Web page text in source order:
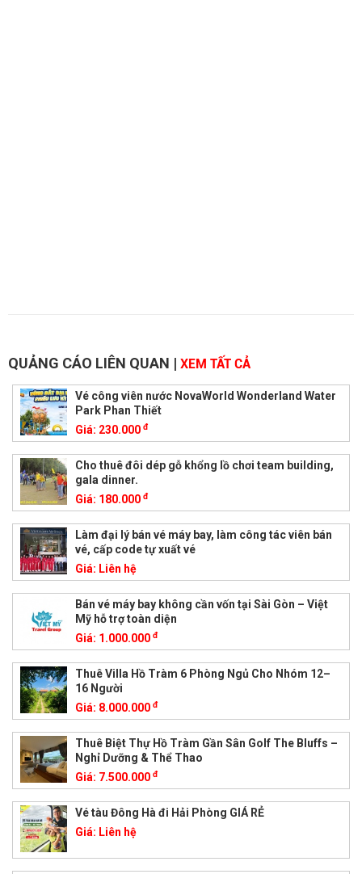
QUẢNG CÁO LIÊN QUAN | XEM TẤT CẢ
Vé công viên nước NovaWorld Wonderland Water
Park Phan Thiết
Giá: 230.000 đ
Cho thuê đôi dép gỗ khổng lồ chơi team building,
gala dinner.
Giá: 180.000 đ
Làm đại lý bán vé máy bay, làm công tác viên bán
vé, cấp code tự xuất vé
Giá: Liên hệ
Bán vé máy bay không cần vốn tại Sài Gòn – Việt
Mỹ hỗ trợ toàn diện
Giá: 1.000.000 đ
Thuê Villa Hồ Tràm 6 Phòng Ngủ Cho Nhóm 12–
16 Người
Giá: 8.000.000 đ
Thuê Biệt Thự Hồ Tràm Gần Sân Golf The Bluffs –
Nghỉ Dưỡng & Thể Thao
Giá: 7.500.000 đ
Vé tàu Đông Hà đi Hải Phòng GIÁ RẺ
Giá: Liên hệ